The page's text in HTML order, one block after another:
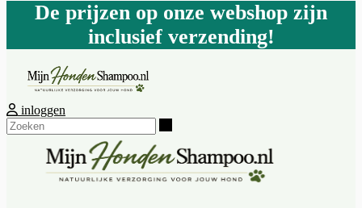
De prijzen op onze webshop zijn
inclusief verzending!
inloggen